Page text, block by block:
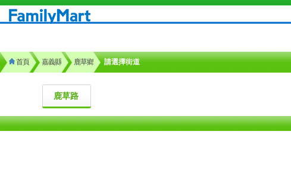
首頁 嘉義縣 鹿草鄉 請選擇街道
鹿草路